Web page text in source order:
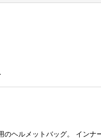
ヘルメットバッグ。 インナ